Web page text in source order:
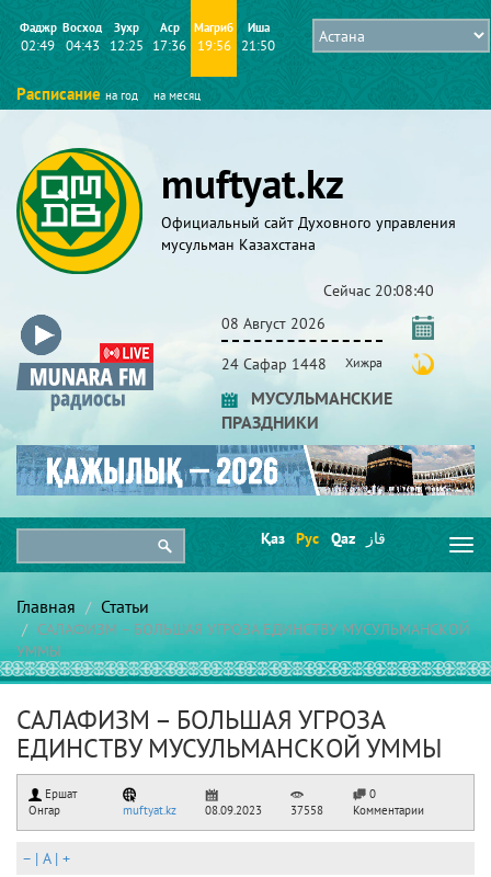
Фаджр
02:49
Восход
04:43
Зухр
12:25
Аср
17:36
Магриб
19:56
Иша
21:50
Расписание на год на месяц
muftyat.kz
Официальный сайт Духовного управления
мусульман Казахстана
Сейчас 20:08:41
08 Август 2026
24 Сафар 1448 Хижра
МУСУЛЬМАНСКИЕ
ПРАЗДНИКИ
Қаз Рус Qaz قاز
Главная Статьи
САЛАФИЗМ – БОЛЬШАЯ УГРОЗА ЕДИНСТВУ МУСУЛЬМАНСКОЙ
УММЫ
САЛАФИЗМ – БОЛЬШАЯ УГРОЗА
ЕДИНСТВУ МУСУЛЬМАНСКОЙ УММЫ
Ершат
Онгар
muftyat.kz 08.09.2023 37558
0
Комментарии
– | A| +